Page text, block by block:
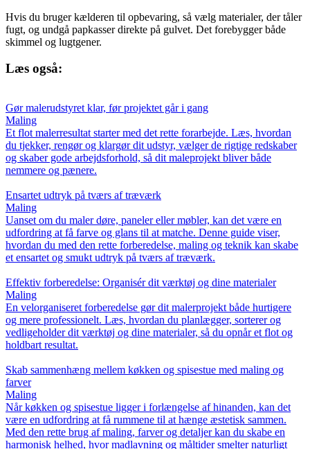
Hvis du bruger kælderen til opbevaring, så vælg materialer, der tåler
fugt, og undgå papkasser direkte på gulvet. Det forebygger både
skimmel og lugtgener.
Læs også:
Gør malerudstyret klar, før projektet går i gang
Maling
Et flot malerresultat starter med det rette forarbejde. Læs, hvordan
du tjekker, rengør og klargør dit udstyr, vælger de rigtige redskaber
og skaber gode arbejdsforhold, så dit maleprojekt bliver både
nemmere og pænere.
Ensartet udtryk på tværs af træværk
Maling
Uanset om du maler døre, paneler eller møbler, kan det være en
udfordring at få farve og glans til at matche. Denne guide viser,
hvordan du med den rette forberedelse, maling og teknik kan skabe
et ensartet og smukt udtryk på tværs af træværk.
Effektiv forberedelse: Organisér dit værktøj og dine materialer
Maling
En velorganiseret forberedelse gør dit malerprojekt både hurtigere
og mere professionelt. Læs, hvordan du planlægger, sorterer og
vedligeholder dit værktøj og dine materialer, så du opnår et flot og
holdbart resultat.
Skab sammenhæng mellem køkken og spisestue med maling og
farver
Maling
Når køkken og spisestue ligger i forlængelse af hinanden, kan det
være en udfordring at få rummene til at hænge æstetisk sammen.
Med den rette brug af maling, farver og detaljer kan du skabe en
harmonisk helhed, hvor madlavning og måltider smelter naturligt